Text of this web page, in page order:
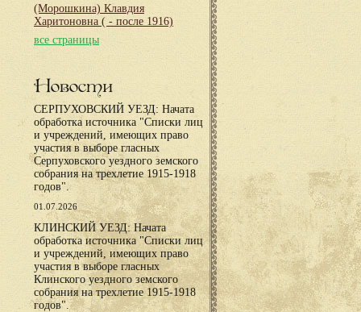
(Морошкина) Клавдия
Харитоновна ( - после 1916)
все страницы
Новости
СЕРПУХОВСКИЙ УЕЗД: Начата
обработка источника "Списки лиц
и учреждений, имеющих право
участия в выборе гласных
Серпуховского уездного земского
собрания на трехлетие 1915-1918
годов".
01.07.2026
КЛИНСКИЙ УЕЗД: Начата
обработка источника "Списки лиц
и учреждений, имеющих право
участия в выборе гласных
Клинского уездного земского
собрания на трехлетие 1915-1918
годов".